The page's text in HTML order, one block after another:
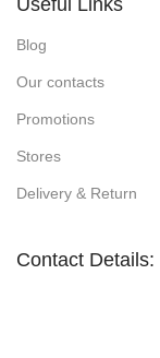
Useful Links
Blog
Our contacts
Promotions
Stores
Delivery & Return
Contact Details: